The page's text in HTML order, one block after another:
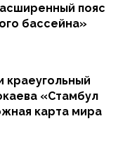
пояс
бассейна»
краеугольный
«Стамбул
карта мира